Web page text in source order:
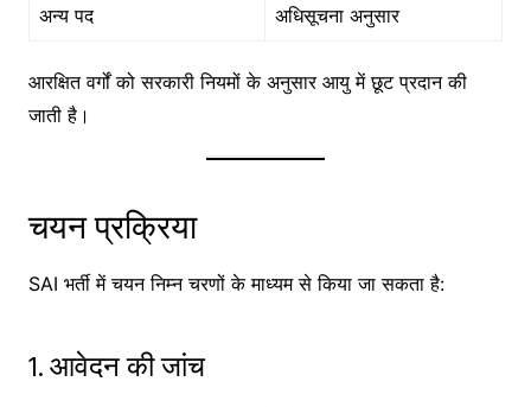
अन्य पद अधिसूचना अनुसार
आरक्षित वर्गों को सरकारी नियमों के अनुसार आयु में छूट प्रदान की
जाती है।
चयन प्रक्रिया
SAI भर्ती में चयन निम्न चरणों के माध्यम से किया जा सकता है:
1. आवेदन की जांच